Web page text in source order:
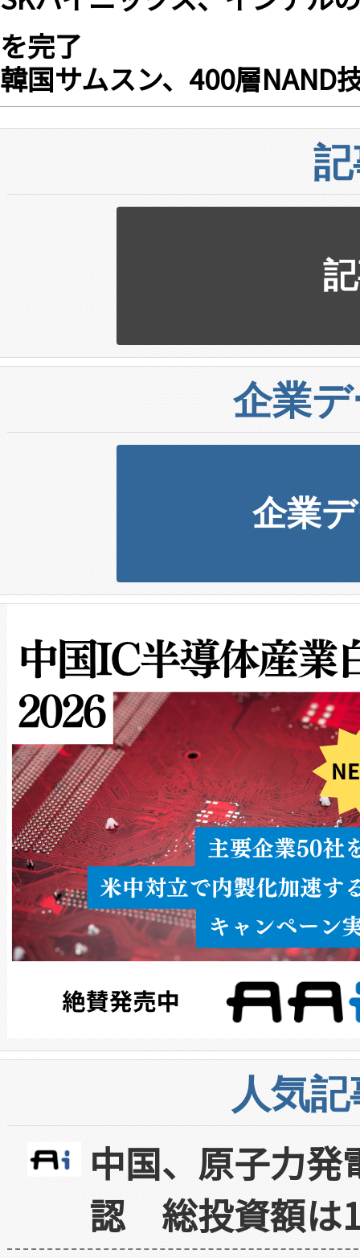
を完了
韓国サムスン、400層NAND
企業
企業
人気
中国、原子力
認 総投資額は